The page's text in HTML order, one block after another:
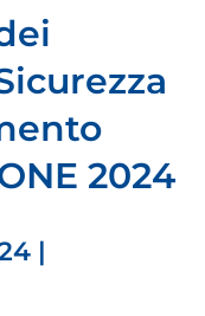
2024
|